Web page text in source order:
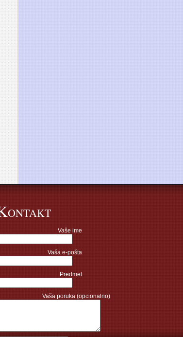
ONTAKT
Vaše ime
Vaša e-pošta
Predmet
Vaša poruka (opcionalno)